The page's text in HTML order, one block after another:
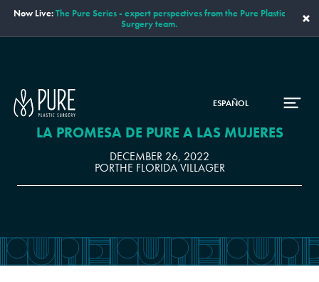
Now Live:The Pure Series - expert perspectives from the Pure Plastic
Surgery team.
×
ESPAÑOL
LA PROMESA DE PURE A LAS MUJERES
DECEMBER 26, 2022
PORTHE FLORIDA VILLAGER